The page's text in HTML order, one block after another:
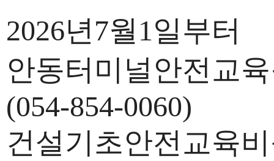
2026년7월1일부터
안동터미널안전교
(054-854-0060)
건설기초안전교육